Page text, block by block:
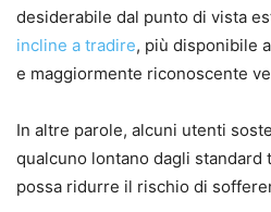
desiderabile dal punto di vista
incline a tradire, più disponibile
e maggiormente riconoscente
In altre parole, alcuni utenti
qualcuno lontano dagli standard
possa ridurre il rischio di